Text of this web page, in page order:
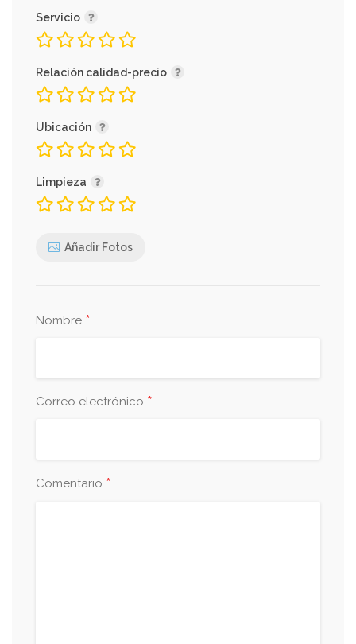
Servicio
Relación calidad-precio
Ubicación
Limpieza
Añadir Fotos
Nombre *
Correo electrónico *
Comentario *